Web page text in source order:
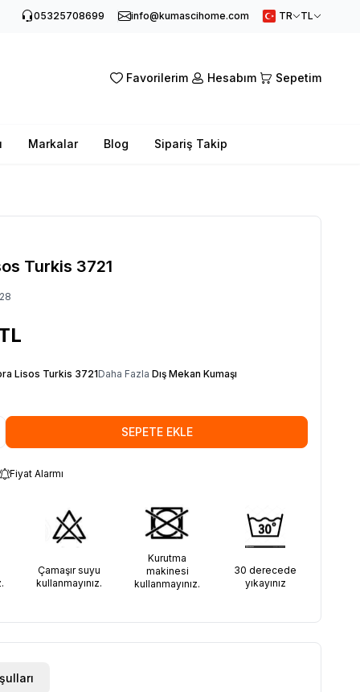
05325708699 info@kumascihome.com TR TL
Favorilerim Hesabım Sepetim
Markalar Blog Sipariş Takip
Turkis 3721
Lisos Turkis 3721Daha Fazla Dış Mekan Kumaşı
SEPETE EKLE
Fiyat Alarmı
Çamaşır suyu
kullanmayınız.
Kurutma
makinesi
kullanmayınız.
30 derecede
yıkayınız